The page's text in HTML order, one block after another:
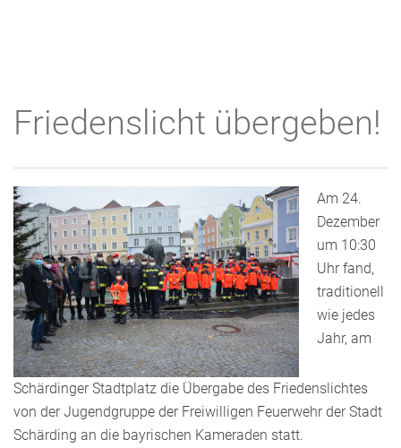
Friedenslicht übergeben!
Am 24.
Dezember
um 10:30
Uhr fand,
traditionell
wie jedes
Jahr, am
Schärdinger Stadtplatz die Übergabe des Friedenslichtes
von der Jugendgruppe der Freiwilligen Feuerwehr der Stadt
Schärding an die bayrischen Kameraden statt.